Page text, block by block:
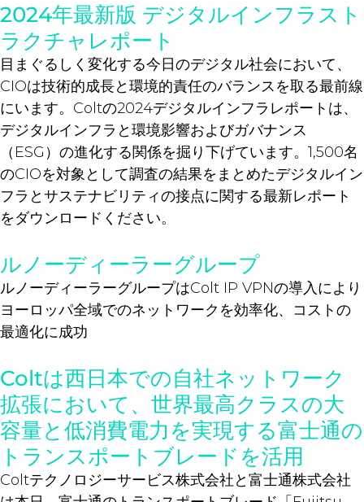
2024年最新版 デジタルインフラスト
ラクチャレポート
目まぐるしく変化する今日のデジタル社会において、
CIOは技術的成長と環境的責任のバランスを取る最前線
にいます。Coltの2024デジタルインフラレポートは、
デジタルインフラと環境影響およびガバナンス
（ESG）の進化する関係を掘り下げています。1,500名
のCIOを対象として調査の結果をまとめたデジタルイン
フラとサステナビリティの接点に関する最新レポート
をダウンロードください。
ルノーディーラーグループ
ルノーディーラーグループはColt IP VPNの導入により
ヨーロッパ全域でのネットワークを効率化、コストの
最適化に成功
Coltは西日本での自社ネットワーク
拡張において、世界最高クラスの大
容量と低消費電力を実現する富士通の
トランスポートブレードを活用
Coltテクノロジーサービス株式会社と富士通株式会社